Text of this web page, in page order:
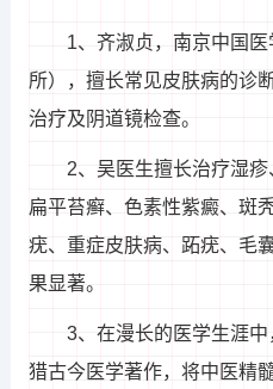
1、齐淑贞，南京中国
所），擅长常见皮肤病的诊
治疗及阴道镜检查。
2、吴医生擅长治疗湿疹
扁平苔癣、色素性紫癜、斑
疣、重症皮肤病、跖疣、毛
果显著。
3、在漫长的医学生涯
猎古今医学著作，将中医精